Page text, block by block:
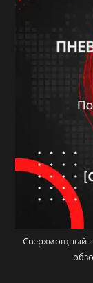
Сверхмощный